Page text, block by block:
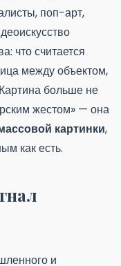
поп-арт,
что считается
между объектом,
больше не
жестом» — она
картинки,
как есть.
и